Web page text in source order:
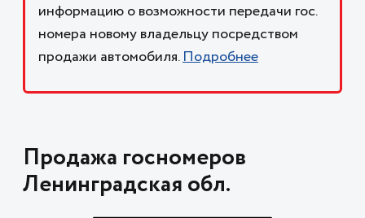
информацию о возможности передачи гос.
номера новому владельцу посредством
продажи автомобиля.Подробнее
Продажа госномеров
Ленинградская обл.